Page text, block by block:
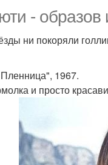
- образов
ни покоряли
1967.
и просто